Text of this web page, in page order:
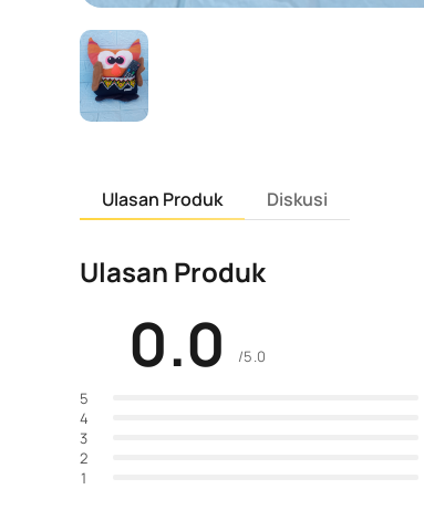
Ulasan Produk Diskusi
Ulasan Produk
0.0 /5.0
5
4
3
2
1